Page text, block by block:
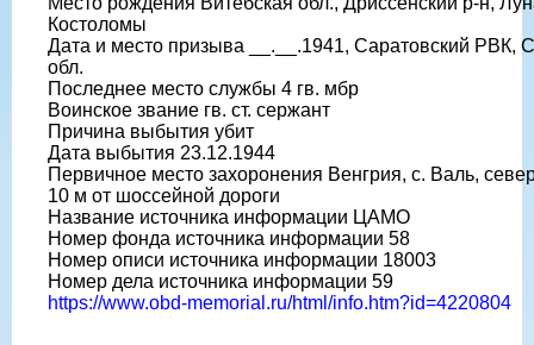
Костоломы
Дата и место призыва __.__.1941, Саратовский РВК,
обл.
Последнее место службы 4 гв. мбр
Воинское звание гв. ст. сержант
Причина выбытия убит
Дата выбытия 23.12.1944
Первичное место захоронения Венгрия, с. Валь,
10 м от шоссейной дороги
Название источника информации ЦАМО
Номер фонда источника информации 58
Номер описи источника информации 18003
Номер дела источника информации 59
https://www.obd-memorial.ru/html/info.htm?id=4220804